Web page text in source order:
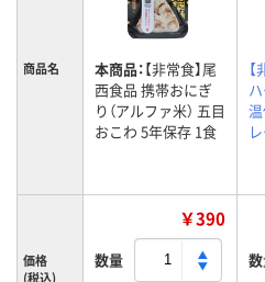
商品名 本商品：【非常食】尾
西食品 携帯おにぎ
り（アルファ米） 五目
おこわ 5年保存 1食
価格
(税込)
￥390
数量